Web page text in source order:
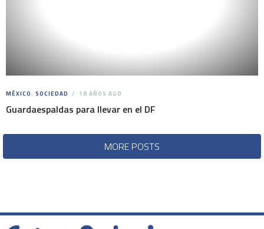
MÉXICO, SOCIEDAD 18 AÑOS AGO
Guardaespaldas para llevar en el DF
MORE POSTS